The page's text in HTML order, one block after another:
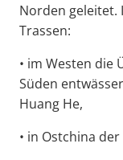
Norden geleitet.
Trassen:
• im Westen die
Süden
Huang He,
• in Ostchina